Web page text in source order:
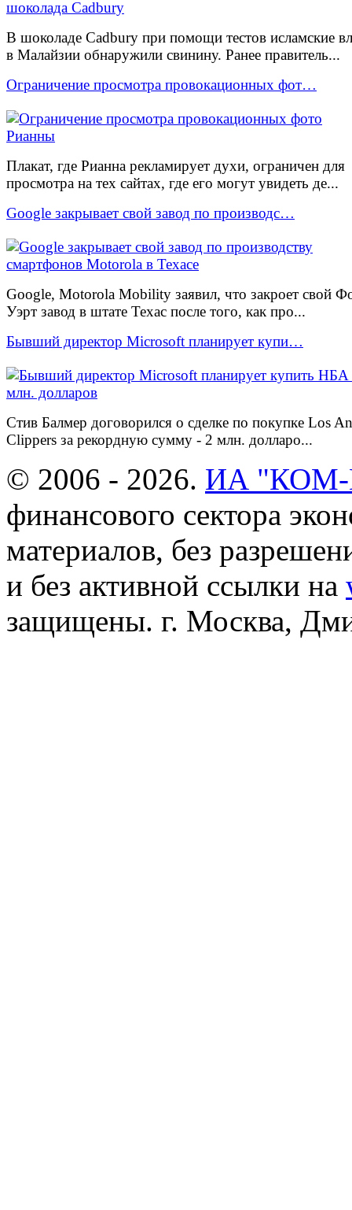
В шоколаде Cadbury при помощи тестов исламские
в Малайзии обнаружили свинину. Ранее правитель...
Ограничение просмотра провокационных фот…
Плакат, где Рианна рекламирует духи, ограничен для
просмотра на тех сайтах, где его могут увидеть де...
Google закрывает свой завод по производс…
Google, Motorola Mobility заявил, что закроет свой
Уэрт завод в штате Техас после того, как про...
Бывший директор Microsoft планирует купи…
Стив Балмер договорился о сделке по покупке Los
Clippers за рекордную сумму - 2 млн. долларо...
© 2006 - 2026. ИА
финансового сектора
материалов, без
и без активной ссылки на
защищены. г. Москва,